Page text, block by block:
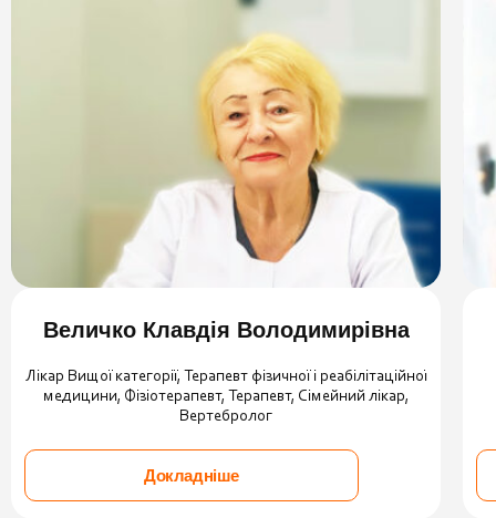
Величко Клавдія Володимирівна
Лікар Вищої категорії, Терапевт фізичної і реабілітаційної
медицини, Фізіотерапевт, Терапевт, Сімейний лікар,
Вертебролог
Докладніше